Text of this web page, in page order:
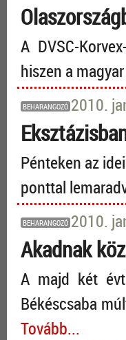
A DVSC-
hiszen a
BEHARANGOZÓ 2010.
Pénteken az
ponttal
BEHARANGOZÓ 2010.
Akadnak
A majd két
Békéscsaba
Tovább...